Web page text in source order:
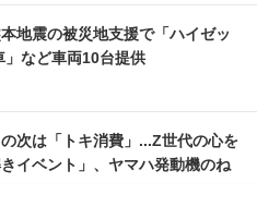
地震の被災地支援で「ハイゼッ
」など車両10台提供
の次は「トキ消費」...Z世代の心を
イベント」、ヤマハ発動機のね